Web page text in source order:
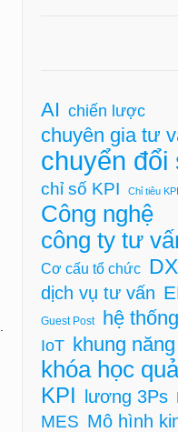
AI chiến lược
chuyên gia tư
chuyển đổi
chỉ số KPI Chỉ tiêu KPI
Công nghệ
công ty tư
Cơ cấu tổ chức DX
dịch vụ tư vấn
Guest Post hệ
IoT khung
khóa học
KPI lương 3Ps
MES Mô hình